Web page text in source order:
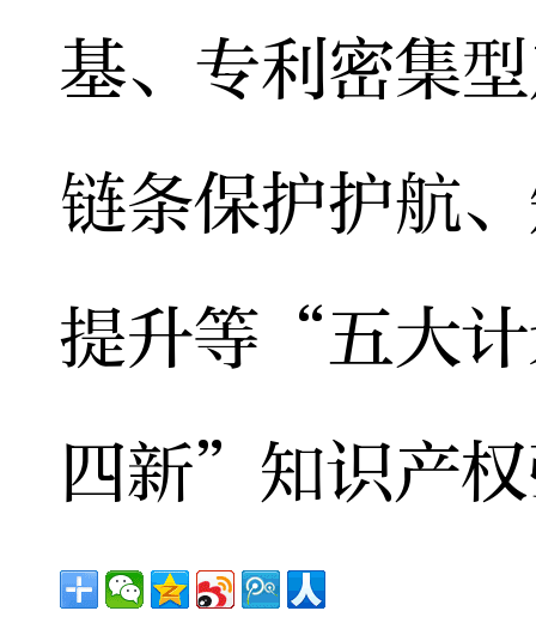
基、专利密集
链条保护护航
提升等“五大
四新”知识产